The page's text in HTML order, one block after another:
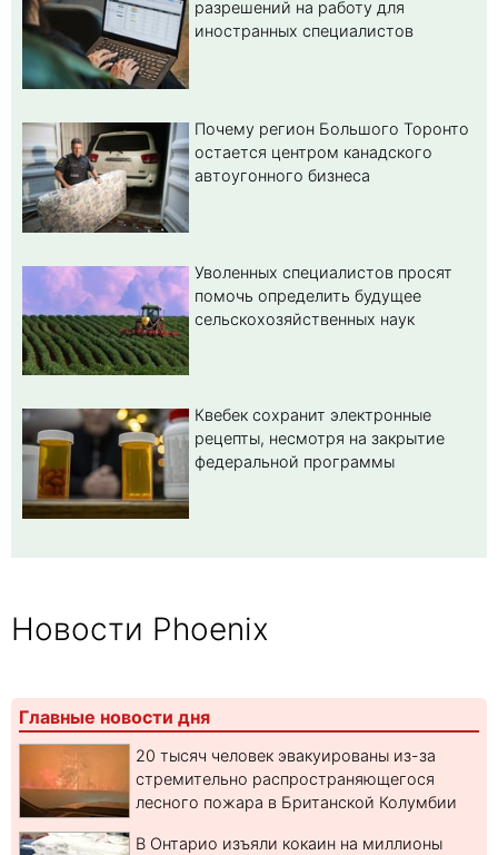
разрешений на работу для
иностранных специалистов
Почему регион Большого Торонто
остается центром канадского
автоугонного бизнеса
Уволенных специалистов просят
помочь определить будущее
сельскохозяйственных наук
Квебек сохранит электронные
рецепты, несмотря на закрытие
федеральной программы
Новости Phoenix
Главные новости дня
20 тысяч человек эвакуированы из-за
стремительно распространяющегося
лесного пожара в Британской Колумбии
В Онтарио изъяли кокаин на миллионы